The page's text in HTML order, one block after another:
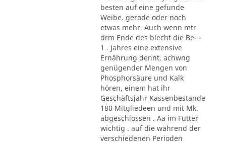
besten auf eine gefunde
Weibe. gerade oder noch
etwas mehr. Auch wenn mtr
drm Ende des blecht die Be- -
1 . Jahres eine extensive
Ernährung dennt, achwng
genügender Mengen von
Phosphorsäure und Kalk
hören, einem hat ihr
Geschäftsjahr Kassenbestande
180 Mitgliedeen und mit Mk.
abgeschlossen . Aa im Futter
wichtig . auf die während der
verschiedenen Perioden